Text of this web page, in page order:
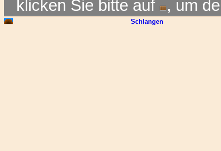
klicken Sie bitte auf , um
Schlangen